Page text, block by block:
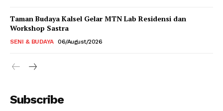
Taman Budaya Kalsel Gelar MTN Lab Residensi dan
Workshop Sastra
SENI & BUDAYA 06/August/2026
Subscribe